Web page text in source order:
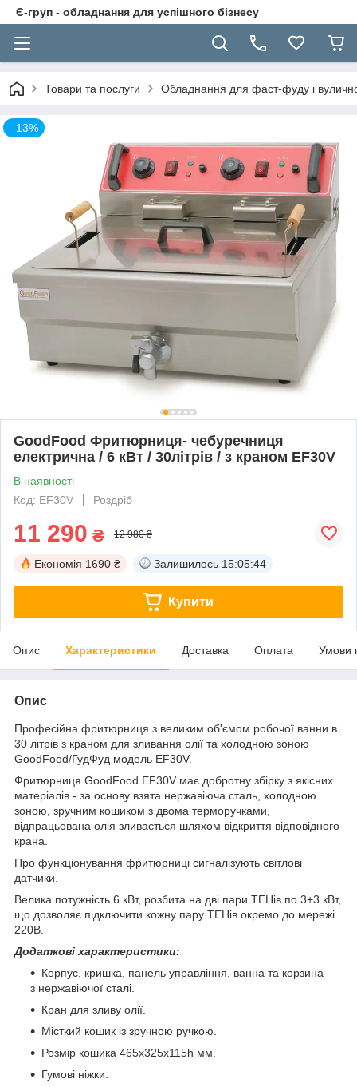
Є-груп - обладнання для успішного бізнесу
Товари та послуги Обладнання для фаст-фуду і
–13%
GoodFood Фритюрниця- чебуречниця
електрична / 6 кВт / 30літрів / з краном EF30V
В наявності
Код: EF30V
Роздріб
11 290 ₴ 12 980 ₴
Економія 1690 ₴ Залишилось 15:05:44
Купити
Опис Характеристики Доставка Оплата Умови
Опис
Професійна фритюрниця з великим об'ємом робочої ванни в
30 літрів з краном для зливання олії та холодною зоною
GoodFood/ГудФуд модель EF30V.
Фритюрниця GoodFood EF30V має добротну збірку з якісних
матеріалів - за основу взята нержавіюча сталь, холодною
зоною, зручним кошиком з двома терморучками,
відпрацьована олія зливається шляхом відкриття відповідного
крана.
Про функціонування фритюрниці сигналізують світлові
датчики.
Велика потужність 6 кВт, розбита на дві пари ТЕНів по 3+3 кВт,
що дозволяє підключити кожну пару ТЕНів окремо до мережі
220В.
Додаткові характеристики:
Корпус, кришка, панель управління, ванна та корзина
з нержавіючої сталі.
Кран для зливу олії.
Місткий кошик із зручною ручкою.
Розмір кошика 465х325х115h мм.
Гумові ніжки.